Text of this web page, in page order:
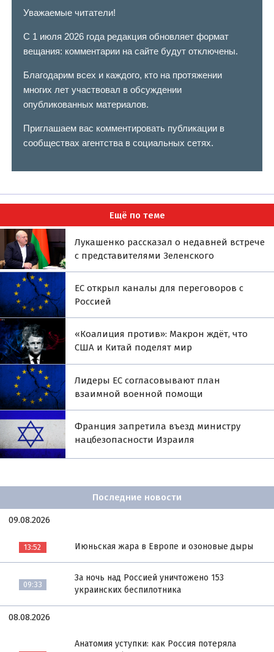
Уважаемые читатели!
С 1 июля 2026 года редакция обновляет формат
вещания: комментарии на сайте будут отключены.
Благодарим всех и каждого, кто на протяжении
многих лет участвовал в обсуждении
опубликованных материалов.
Приглашаем вас комментировать публикации в
сообществах агентства в социальных сетях.
Ещё по теме
Лукашенко рассказал о недавней встрече
с представителями Зеленского
ЕС открыл каналы для переговоров с
Россией
«Коалиция против»: Макрон ждёт, что
США и Китай поделят мир
Лидеры ЕС согласовывают план
взаимной военной помощи
Франция запретила въезд министру
нацбезопасности Израиля
Последние новости
09.08.2026
13:52 Июньская жара в Европе и озоновые дыры
09:33
За ночь над Россией уничтожено 153
украинских беспилотника
08.08.2026
Анатомия уступки: как Россия потеряла